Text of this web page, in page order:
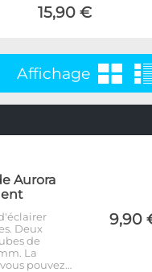
15,90 €
Affichage
Aurora
Deux
de
La
pouvez…
9,90